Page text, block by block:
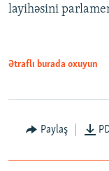
layihəsini
Ətraflı burada oxuyun
Paylaş